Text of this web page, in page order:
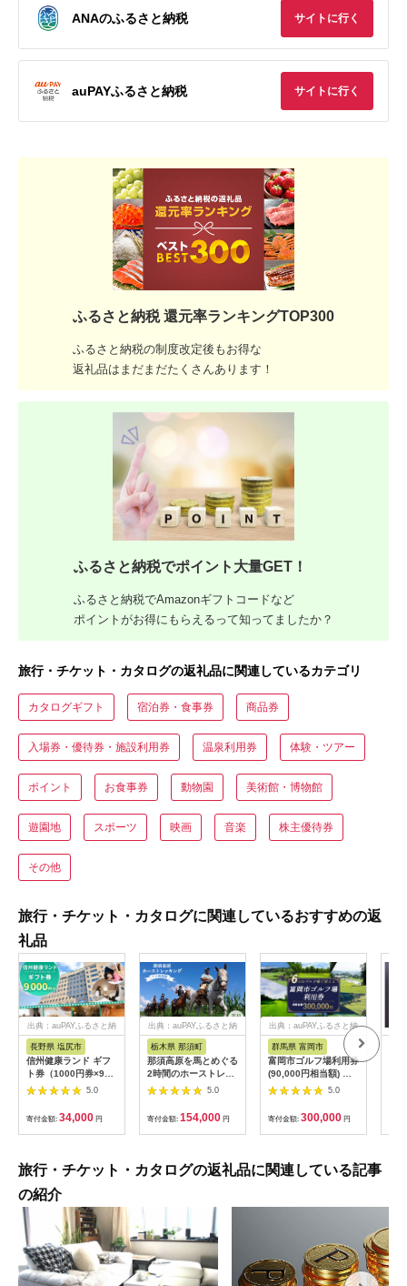
ANAのふるさと納税 サイトに行く
auPAYふるさと納税 サイトに行く
ふるさと納税 還元率ランキングTOP300
ふるさと納税の制度改定後もお得な
返礼品はまだまだたくさんあります！
ふるさと納税でポイント大量GET！
ふるさと納税でAmazonギフトコードなど
ポイントがお得にもらえるって知ってましたか？
旅行・チケット・カタログの返礼品に関連しているカテゴリ
カタログギフト 宿泊券・食事券 商品券
入場券・優待券・施設利用券 温泉利用券 体験・ツアー
ポイント お食事券 動物園 美術館・博物館
遊園地 スポーツ 映画 音楽 株主優待券
その他
旅行・チケット・カタログに関連しているおすすめの返
礼品
出典：auPAYふるさと納
長野県 塩尻市
信州健康ランド ギフ
ト券（1000円券×9
枚） | 信州健康ランド
サウナ 大浴場 ボディ
ケア リラクゼーショ
ン 施設 宿泊 家族連れ
長野県 塩尻市
5.0
寄付金額: 34,000 円
出典：auPAYふるさと納
栃木県 那須町
那須高原を馬とめぐる
2時間のホーストレッ
キング 外乗ペア利用
券【平日限定】チケッ
ト 利用券 ペア 体験
乗馬 初心者歓迎〔P-
100〕
5.0
寄付金額: 154,000 円
出典：auPAYふるさと納
群馬県 富岡市
富岡市ゴルフ場利用券
(90,000円相当額) ゴ
ルフ チケット 平日 土
日 祝日 プレー券 関東
群馬県 首都圏 F20E-
350
5.0
寄付金額: 300,000 円
旅行・チケット・カタログの返礼品に関連している記事
の紹介